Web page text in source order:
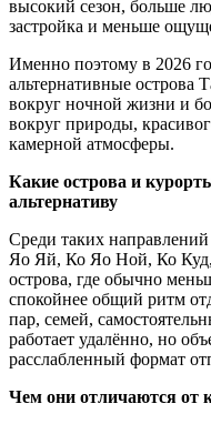
высокий сезон, больше
застройка и меньше
Именно поэтому в 2026
альтернативные острова
вокруг ночной жизни и
вокруг природы,
камерной атмосферы.
Какие острова и
альтернативу
Среди таких
Яо Яй, Ко Яо Ной, Ко
острова, где обычно
спокойнее общий ритм
пар, семей,
работает удалённо, но
расслабленный формат
Чем они отличаются от